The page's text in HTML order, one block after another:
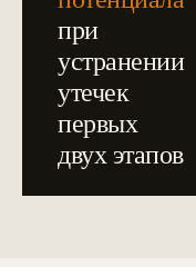
при
устранении
утечек
первых
двух этапов